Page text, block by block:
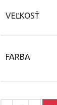
VEĽKOSŤ
FARBA